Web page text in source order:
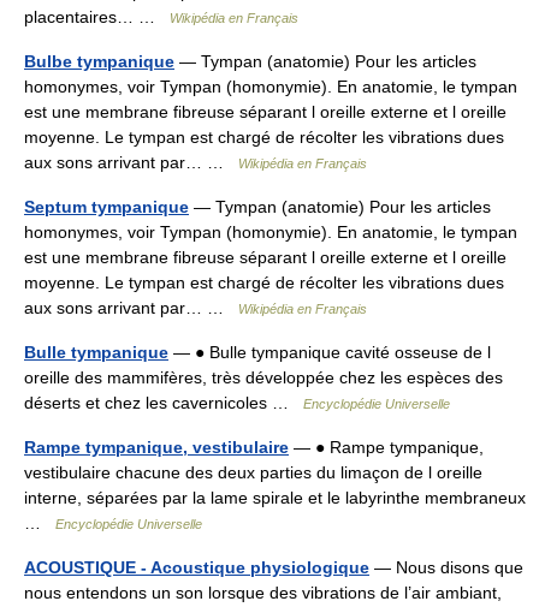
placentaires… …
Wikipédia en Français
Bulbe tympanique — Tympan (anatomie) Pour les articles
homonymes, voir Tympan (homonymie). En anatomie, le tympan
est une membrane fibreuse séparant l oreille externe et l oreille
moyenne. Le tympan est chargé de récolter les vibrations dues
aux sons arrivant par… …
Wikipédia en Français
Septum tympanique — Tympan (anatomie) Pour les articles
homonymes, voir Tympan (homonymie). En anatomie, le tympan
est une membrane fibreuse séparant l oreille externe et l oreille
moyenne. Le tympan est chargé de récolter les vibrations dues
aux sons arrivant par… …
Wikipédia en Français
Bulle tympanique — ● Bulle tympanique cavité osseuse de l
oreille des mammifères, très développée chez les espèces des
déserts et chez les cavernicoles …
Encyclopédie Universelle
Rampe tympanique, vestibulaire — ● Rampe tympanique,
vestibulaire chacune des deux parties du limaçon de l oreille
interne, séparées par la lame spirale et le labyrinthe membraneux
Encyclopédie Universelle
ACOUSTIQUE - Acoustique physiologique — Nous disons que
nous entendons un son lorsque des vibrations de l’air ambiant,